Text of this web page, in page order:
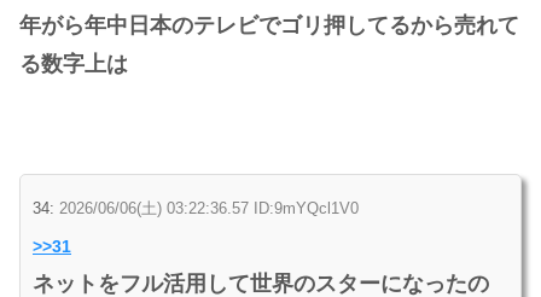
年がら年中日本のテレビでゴリ押してるから売れて
る数字上は
34: 2026/06/06(土) 03:22:36.57 ID:9mYQcl1V0
>>31
ネットをフル活用して世界のスターになったの